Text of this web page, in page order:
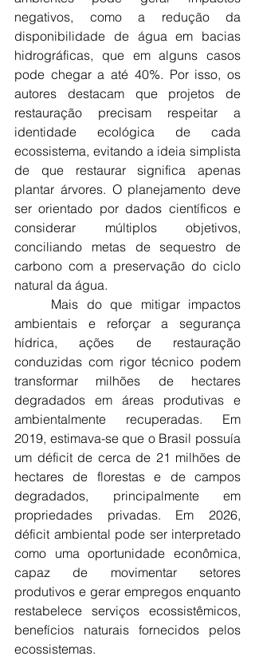
negativos, como a redução da
disponibilidade de água em bacias
hidrográficas, que em alguns casos
pode chegar a até 40%. Por isso, os
autores destacam que projetos de
restauração precisam respeitar a
identidade ecológica de cada
ecossistema, evitando a ideia simplista
de que restaurar significa apenas
plantar árvores. O planejamento deve
ser orientado por dados científicos e
considerar múltiplos objetivos,
conciliando metas de sequestro de
carbono com a preservação do ciclo
natural da água.
ambientais e reforçar a segurança
hídrica, ações de restauração
conduzidas com rigor técnico podem
transformar milhões de hectares
degradados em áreas produtivas e
ambientalmente recuperadas. Em
2019, estimava-se que o Brasil possuía
um déficit de cerca de 21 milhões de
hectares de florestas e de campos
degradados, principalmente em
propriedades privadas. Em 2026,
déficit ambiental pode ser interpretado
como uma oportunidade econômica,
capaz de movimentar setores
produtivos e gerar empregos enquanto
restabelece serviços ecossistêmicos,
benefícios naturais fornecidos pelos
ecossistemas.